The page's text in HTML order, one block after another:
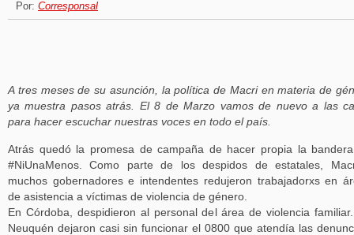
Por: Corresponsal
A tres meses de su asunción, la política de Macri en materia de
ya muestra pasos atrás. El 8 de Marzo vamos de nuevo a las
para hacer escuchar nuestras voces en todo el país.
Atrás quedó la promesa de campaña de hacer propia la
#NiUnaMenos. Como parte de los despidos de estatales,
muchos gobernadores e intendentes redujeron trabajadorxs en
de asistencia a víctimas de violencia de género.
En Córdoba, despidieron al personal del área de violencia
Neuquén dejaron casi sin funcionar el 0800 que atendía las